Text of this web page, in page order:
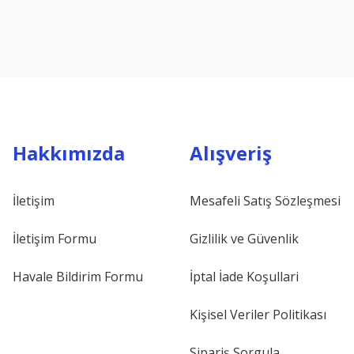
Hakkımızda
İletişim
İletişim Formu
Havale Bildirim Formu
Alışveriş
Mesafeli Satış Sözleşmesi
Gizlilik ve Güvenlik
İptal İade Koşullari
Kişisel Veriler Politikası